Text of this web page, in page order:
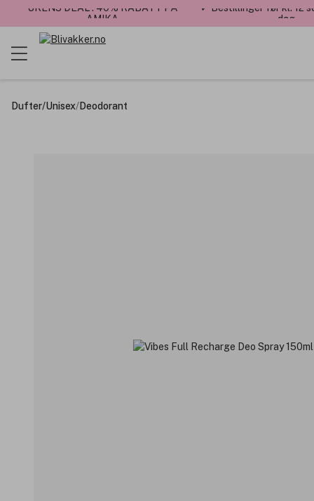
UKENS DEAL : 40% RABATT PÅ
AMIKA
✓ Bestillinger før kl. 12
dag
Dufter/Unisex/Deodorant